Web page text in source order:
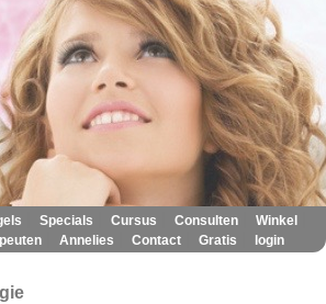
Specials Cursus Consulten Winkel
Annelies Contact Gratis login